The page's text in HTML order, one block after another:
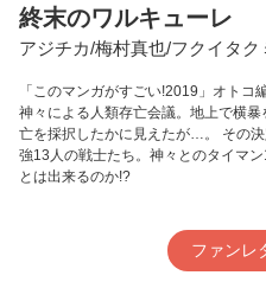
終末のワルキューレ
アジチカ/梅村真也/フクイタク
「このマンガがすごい!2019」オト
神々による人類存亡会議。地上で横
亡を採択したかに見えたが…。 その
強13人の戦士たち。神々とのタイマ
とは出来るのか!?
ファンレ